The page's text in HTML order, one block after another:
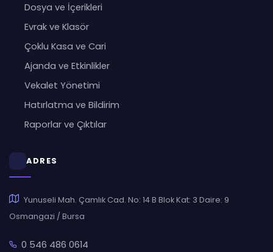
Dosya ve İçerikleri
Evrak ve Klasör
Çoklu Kasa ve Cari
Ajanda ve Etkinlikler
Vekalet Yönetimi
Hatırlatma ve Bildirim
Raporlar ve Çıktılar
ADRES
Yunuseli Mah. Çamlık Cad. No: 14 B Blok Kat: 3 Daire: 9
Osmangazi / Bursa
0 546 486 0614